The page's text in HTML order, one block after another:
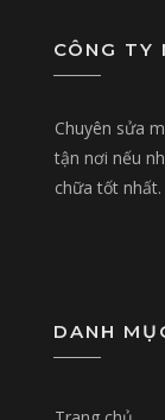
CÔNG TY
Chuyên sửa
tận nơi nếu
chữa tốt nhất.
DANH